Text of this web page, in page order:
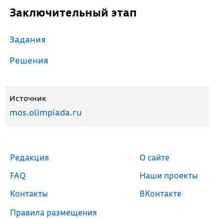
Заключительный этап
Задания
Решения
Источник
mos.olimpiada.ru
Редакция
FAQ
Контакты
Правила размещения
О сайте
Наши проекты
ВКонтакте